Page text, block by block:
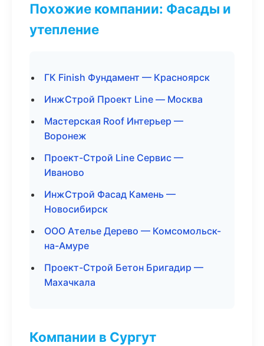
Похожие компании: Фасады и
утепление
ГК Finish Фундамент — Красноярск
ИнжСтрой Проект Line — Москва
Мастерская Roof Интерьер —
Воронеж
Проект-Строй Line Сервис —
Иваново
ИнжСтрой Фасад Камень —
Новосибирск
ООО Ателье Дерево — Комсомольск-
на-Амуре
Проект-Строй Бетон Бригадир —
Махачкала
Компании в Сургут